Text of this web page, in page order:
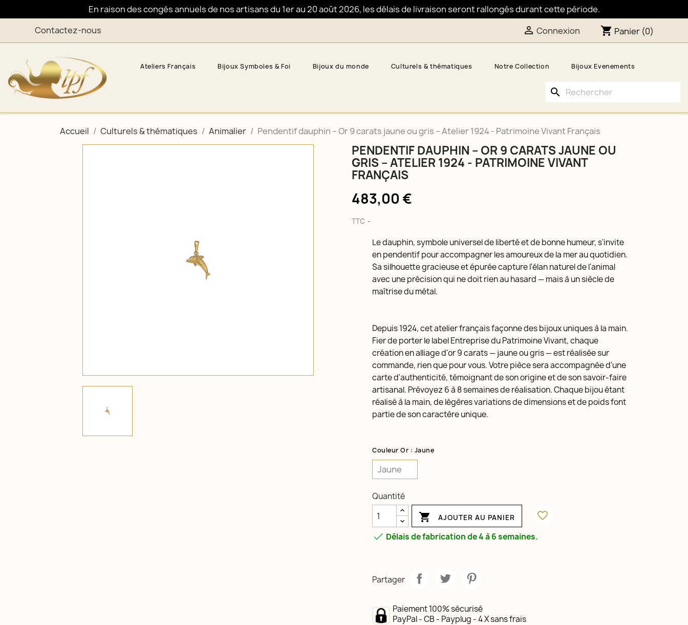
En raison des congés annuels de nos artisans du 1er au 20 août 2026, les délais de livraison seront rallongés durant cette période.
Contactez-nous
 Connexion shopping_cart Panier (0)
Ateliers Français Bijoux Symboles & Foi Bijoux du monde Culturels & thématiques Notre Collection Bijoux Evenements
search
Accueil Culturels & thématiques Animalier Pendentif dauphin – Or 9 carats jaune ou gris – Atelier 1924 - Patrimoine Vivant Français
PENDENTIF DAUPHIN – OR 9 CARATS JAUNE OU
GRIS – ATELIER 1924 - PATRIMOINE VIVANT
FRANÇAIS
483,00 €
TTC
Le dauphin, symbole universel de liberté et de bonne humeur, s'invite
en pendentif pour accompagner les amoureux de la mer au quotidien.
Sa silhouette gracieuse et épurée capture l'élan naturel de l'animal
avec une précision qui ne doit rien au hasard — mais à un siècle de
maîtrise du métal.
Depuis 1924, cet atelier français façonne des bijoux uniques à la main.
Fier de porter le label Entreprise du Patrimoine Vivant, chaque
création en alliage d'or 9 carats — jaune ou gris — est réalisée sur
commande, rien que pour vous. Votre pièce sera accompagnée d'une
carte d'authenticité, témoignant de son origine et de son savoir-faire
artisanal. Prévoyez 6 à 8 semaines de réalisation. Chaque bijou étant
réalisé à la main, de légères variations de dimensions et de poids font
partie de son caractère unique.
Couleur Or : Jaune
Quantité
 AJOUTER AU PANIER
favorite_border
 Délais de fabrication de 4 à 6 semaines.
Partager
Paiement 100% sécurisé
PayPal - CB - Payplug - 4 X sans frais